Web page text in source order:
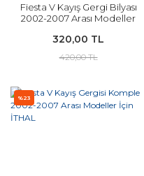
Fiesta V Kayış Gergi Bilyası
2002-2007 Arası Modeller
320,00 TL
420,00 TL
%23